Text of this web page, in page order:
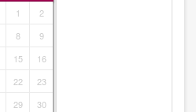
1
2
8
9
15
16
22
23
29
30